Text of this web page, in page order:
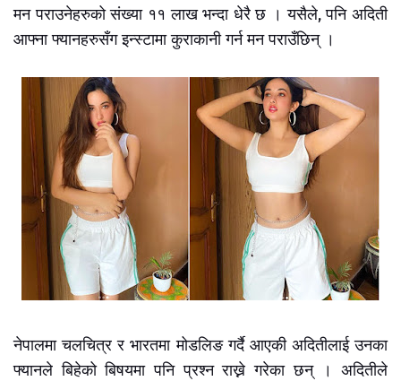
मन पराउनेहरुको संख्या ११ लाख भन्दा धेरै छ । यसैले, पनि अदिती
आफ्ना फ्यानहरुसँग इन्स्टामा कुराकानी गर्न मन पराउँछिन् ।
नेपालमा चलचित्र र भारतमा मोडलिङ गर्दै आएकी अदितीलाई उनका
फ्यानले बिहेको बिषयमा पनि प्रश्न राख्ने गरेका छन् । अदितीले